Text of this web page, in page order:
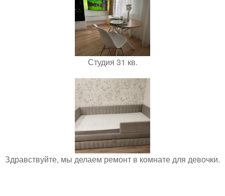
Студия 31 кв.
Здравствуйте, мы делаем ремонт в комнате для девочки.